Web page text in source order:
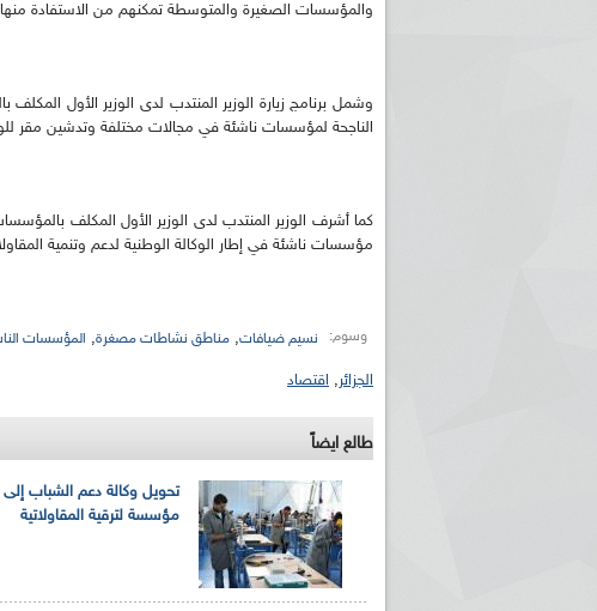
والمؤسسات الصغيرة والمتوسطة تمكنهم من الاستفادة
وشمل برنامج زيارة الوزير المنتدب لدى الوزير الأول
الناجحة لمؤسسات ناشئة في مجالات مختلفة وتدشين مقر
كما أشرف الوزير المنتدب لدى الوزير الأول المكلف
مؤسسات ناشئة في إطار الوكالة الوطنية لدعم وتنمية
وسوم: نسيم ضيافات, مناطق نشاطات مصغرة, المؤسسات
الجزائر, اقتصاد
طالع ايضاً
تحويل وكالة دعم الشباب إلى
مؤسسة لترقية المقاولاتية
حول مرافقة وتغطية الإنتخابات المحلية لـ27 نوفمبر 2021
الإذاعة الجزائرية للرياضيين البارالمبيين المتوجين